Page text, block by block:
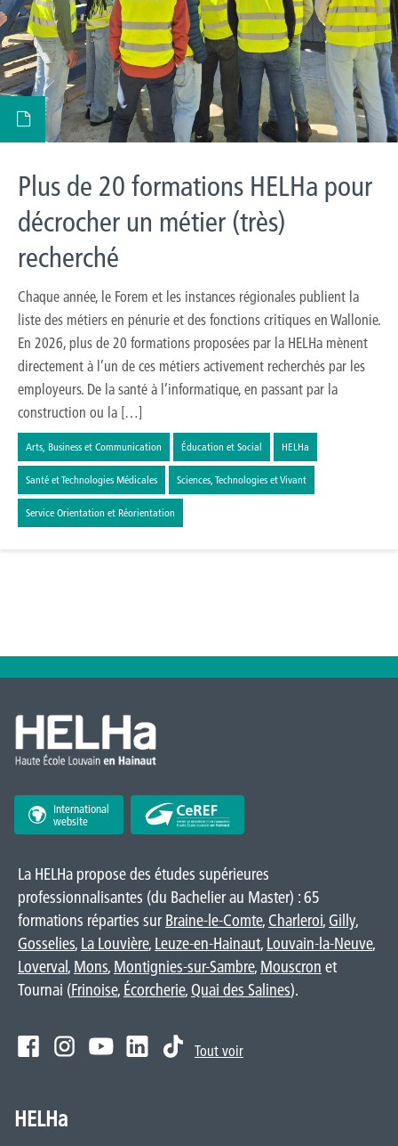
Plus de 20 formations HELHa pour
décrocher un métier (très)
recherché
Chaque année, le Forem et les instances régionales publient la
liste des métiers en pénurie et des fonctions critiques en Wallonie.
En 2026, plus de 20 formations proposées par la HELHa mènent
directement à l’un de ces métiers activement recherchés par les
employeurs. De la santé à l’informatique, en passant par la
construction ou la […]
Arts, Business et Communication Éducation et Social HELHa
Santé et Technologies Médicales Sciences, Technologies et Vivant
Service Orientation et Réorientation
International
website
La HELHa propose des études supérieures
professionnalisantes (du Bachelier au Master) : 65
formations réparties surBraine-le-Comte, Charleroi, Gilly,
Gosselies, La Louvière, Leuze-en-Hainaut, Louvain-la-Neuve,
Loverval, Mons, Montignies-sur-Sambre, Mouscron et
Tournai (Frinoise, Écorcherie, Quai des Salines).
Tout voir
HELHa